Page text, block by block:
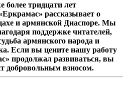
тридцати лет
рассказывает о
и армянской Диаспоре. Мы
поддержке читателей,
армянского народа и
Если вы цените нашу работу
продолжал развиваться, вы
добровольным взносом.